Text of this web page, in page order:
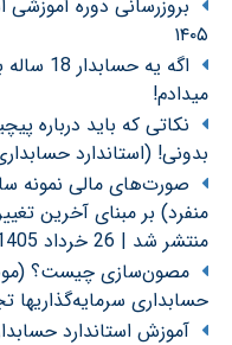
بروزرسانی دوره آموزشی
۱۴۰۵
اگه یه
میدادم!
نکاتی که باید درباره
بدونی! (استاندارد حسابداری 44 اجاره‌ها)
صورت‌های مالی نمونه
منفرد) بر مبنای آخرین
منتشر شد | 26 خرداد 1405
حسابداری سرمایه‌گذاریها